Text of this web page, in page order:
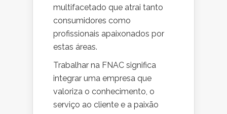
multifacetado que atrai tanto
consumidores como
profissionais apaixonados por
estas áreas.
Trabalhar na FNAC significa
integrar uma empresa que
valoriza o conhecimento, o
serviço ao cliente e a paixão